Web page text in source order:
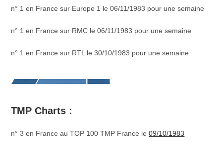
n° 1 en France sur Europe 1 le 06/11/1983 pour une semaine
n° 1 en France sur RMC le 06/11/1983 pour une semaine
n° 1 en France sur RTL le 30/10/1983 pour une semaine
TMP Charts :
n° 3 en France au TOP 100 TMP France le09/10/1983